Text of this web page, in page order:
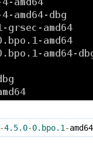
-4.5.0-0.bpo.1 -